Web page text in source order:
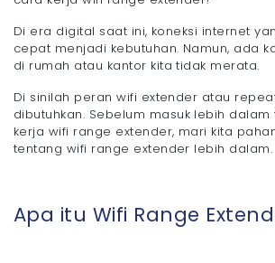
Penutup
Di era digital saat ini, koneksi internet
cepat menjadi kebutuhan. Namun, ada
di rumah atau kantor kita tidak merata.
Di sinilah peran wifi extender atau
dibutuhkan. Sebelum masuk lebih
kerja wifi range extender, mari kita
tentang wifi range extender lebih dalam.
Apa itu Wifi Range